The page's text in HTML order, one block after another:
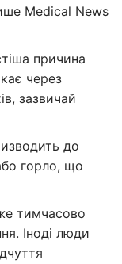
Medical News
причина
через
зазвичай
до
горло, що
тимчасово
Іноді люди